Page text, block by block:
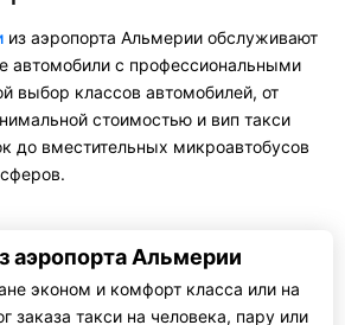
из аэропорта Альмерии обслуживают
автомобили с профессиональными
выбор классов автомобилей, от
стоимостью и вип такси
до вместительных микроавтобусов
аэропорта Альмерии
эконом и комфорт класса или на
заказа такси на человека, пару или